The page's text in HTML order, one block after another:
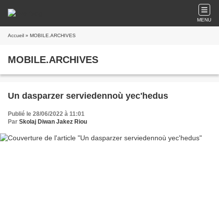
MENU
Accueil » MOBILE.ARCHIVES
MOBILE.ARCHIVES
Un dasparzer serviedennoù yec'hedus
Publié le 28/06/2022 à 11:01
Par Skolaj Diwan Jakez Riou